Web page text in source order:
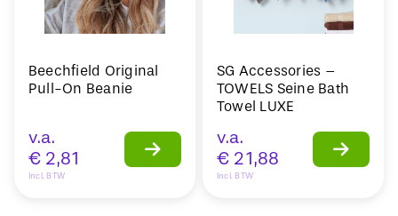
Beechfield Original
Pull-On Beanie
v.a.
€ 2,81
Incl. BTW
SG Accessories –
TOWELS Seine Bath
Towel LUXE
v.a.
€ 21,88
Incl. BTW